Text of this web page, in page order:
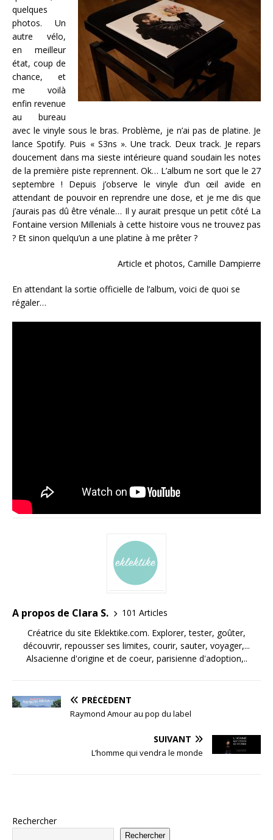
quelques
photos. Un
autre vélo,
en meilleur
état, coup de
chance, et
me voilà
enfin revenue
au bureau
avec le vinyle sous le bras. Problème, je n’ai pas de platine. Je
lance Spotify. Puis « S3ns ». Une track. Deux track. Je repars
doucement dans ma sieste intérieure quand soudain les notes
de la première piste reprennent. Ok… L’album ne sort que le 27
septembre ! Depuis j’observe le vinyle d’un œil avide en
attendant de pouvoir en reprendre une dose, et je me dis que
j’aurais pas dû être vénale… Il y aurait presque un petit côté La
Fontaine version Millenials à cette histoire vous ne trouvez pas
? Et sinon quelqu’un a une platine à me prêter ?
Article et photos, Camille Dampierre
En attendant la sortie officielle de l’album, voici de quoi se
régaler…
A propos de Clara S.
101 Articles
Créatrice du site Eklektike.com. Explorer, tester, goûter,
découvrir, repousser ses limites, courir, sauter, voyager,...
Alsacienne d'origine et de coeur, parisienne d'adoption,..
PRÉCÉDENT
Raymond Amour au pop du label
SUIVANT
L’homme qui vendra le monde
Rechercher
Rechercher